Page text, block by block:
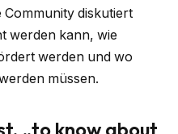
diskutiert
werden kann, wie
werden und wo
müssen.